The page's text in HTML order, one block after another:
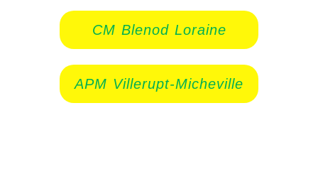
CM Blenod Loraine
APM Villerupt-Micheville